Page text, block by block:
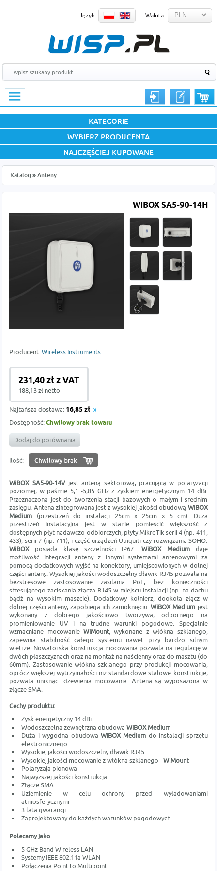
Język: Waluta:
KATEGORIE
WYBIERZ PRODUCENTA
NAJCZĘŚCIEJ KUPOWANE
Katalog » Anteny
WIBOX SA5-90-14H
Producent:Wireless Instruments
231,40 zł z VAT
188,13 zł netto
Najtańsza dostawa: 16,85 zł
Dostępność:Chwilowy brak towaru
Dodaj do porównania
Ilość:
WiBOX SA5-90-14V jest anteną sektorową, pracującą w polaryzacji
poziomej, w paśmie 5,1 -5,85 GHz z zyskiem energetycznym 14 dBi.
Przeznaczona jest do tworzenia stacji bazowych o małym i średnim
zasięgu. Antena zintegrowana jest z wysokiej jakości obudową WiBOX
Medium (przestrzeń do instalacji 25cm x 25cm x 5 cm). Duża
przestrzeń instalacyjna jest w stanie pomieścić większość z
dostępnych płyt nadawczo-odbiorczych, płyty MikroTik serii 4 (np. 411,
433), serii 7 (np. 711), i część urządzeń Ubiquiti czy rozwiązania SOHO.
WiBOXposiada klasę szczelności IP67. WiBOX Medium daje
możliwość integracji anteny z innymi systemami antenowymi za
pomocą dodatkowych wyjść na konektory, umiejscowionych w dolnej
części anteny. Wysokiej jakości wodoszczelny dławik RJ45 pozwala na
bezstresowe zastosowanie zasilania PoE, bez konieczności
stresującego zaciskania złącza RJ45 w miejscu instalacji (np. na dachu
bądź na wysokim maszcie). Dodatkowy kołnierz, dookoła złącz w
dolnej części anteny, zapobiega ich zamoknięciu. WiBOX Medium jest
wykonany z dobrego jakościowo tworzywa, odpornego na
promieniowanie UV i na trudne warunki pogodowe. Specjalnie
wzmacniane mocowanieWiMount, wykonane z włókna szklanego,
zapewnia stabilność całego systemu nawet przy bardzo silnym
wietrze. Nowatorska konstrukcja mocowania pozwala na regulację w
dwóch płaszczyznach oraz na montaż na naścienny oraz do masztu (do
60mm). Zastosowanie włókna szklanego przy produkcji mocowania,
oprócz większej wytrzymałości niż standardowe stalowe konstrukcje,
pozwala uniknąć rdzewienia mocowania. Antena są wyposażona w
złącze SMA.
Cechy produktu:
Zysk energetyczny 14 dBi
Wodoszczelna zewnętrzna obudowa WiBOX Medium
Duża i wygodna obudowa WiBOX Medium do instalacji sprzętu
elektronicznego
Wysokiej jakości wodoszczelny dławik RJ45
Wysokiej jakości mocowanie z włókna szklanego -WiMount
Polaryzaja pionowa
Najwyższej jakości konstrukcja
Złącze SMA
Uziemienie w celu ochrony przed wyładowaniami
atmosferycznymi
3 lata gwarancji
Zaprojektowany do każdych warunków pogodowych
Polecamy jako
5 GHz Band Wireless LAN
Systemy IEEE 802.11a WLAN
Połączenia Point to Multipoint